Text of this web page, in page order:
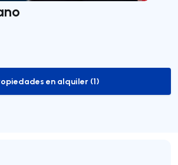
to-rent-listing
en alquiler (1)